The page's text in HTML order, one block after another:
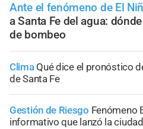
Ante el fenómeno de El
a Santa Fe del agua:
de bombeo
Clima Qué dice el pronóstico
de Santa Fe
Gestión de Riesgo Fenómeno
informativo que lanzó la